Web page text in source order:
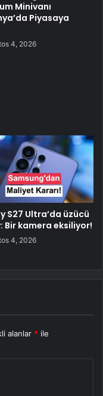
Minivanı
Piyasaya
4, 2026
S27 Ultra’da üzücü
Bir kamera eksiliyor!
4, 2026
alanlar * ile